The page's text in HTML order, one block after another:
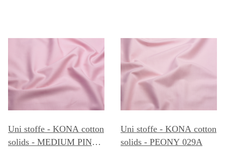
Uni stoffe - KONA cotton
solids - MEDIUM PINK
Uni stoffe - KONA cotton
solids - PEONY 029A